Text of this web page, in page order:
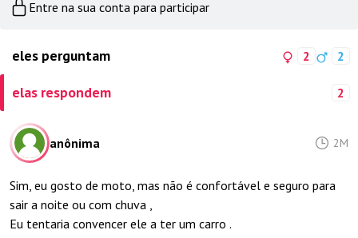
Entre na sua conta para participar
eles perguntam 2 2
elas respondem 2
anônima 2M
Sim, eu gosto de moto, mas não é confortável e seguro para
sair a noite ou com chuva ,
Eu tentaria convencer ele a ter um carro .